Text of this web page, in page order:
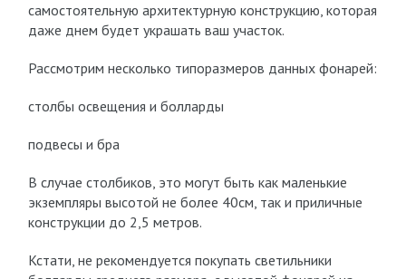
самостоятельную архитектурную конструкцию, которая
даже днем будет украшать ваш участок.
Рассмотрим несколько типоразмеров данных фонарей:
столбы освещения и болларды
подвесы и бра
В случае столбиков, это могут быть как маленькие
экземпляры высотой не более 40см, так и приличные
конструкции до 2,5 метров.
Кстати, не рекомендуется покупать светильники